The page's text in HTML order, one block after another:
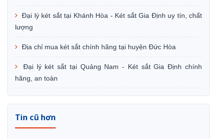
Đại lý két sắt tại Khánh Hòa - Két sắt Gia Định uy tín, chất
lượng
Địa chỉ mua két sắt chính hãng tại huyện Đức Hòa
Đại lý két sắt tại Quảng Nam - Két sắt Gia Định chính
hãng, an toàn
Tin cũ hơn